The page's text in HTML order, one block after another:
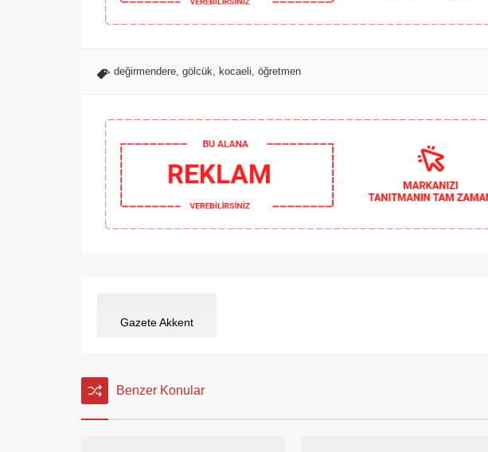
değirmendere, gölcük, kocaeli, öğretmen
Gazete Akkent
Benzer Konular